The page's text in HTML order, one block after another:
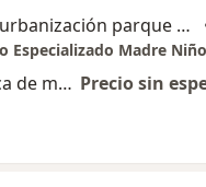
jirón tarica 5109 urbanización parque naranjal los olivos, Los Olivos
Especializado Madre Niño
Biópsia quirúrgica de mama Precio sin